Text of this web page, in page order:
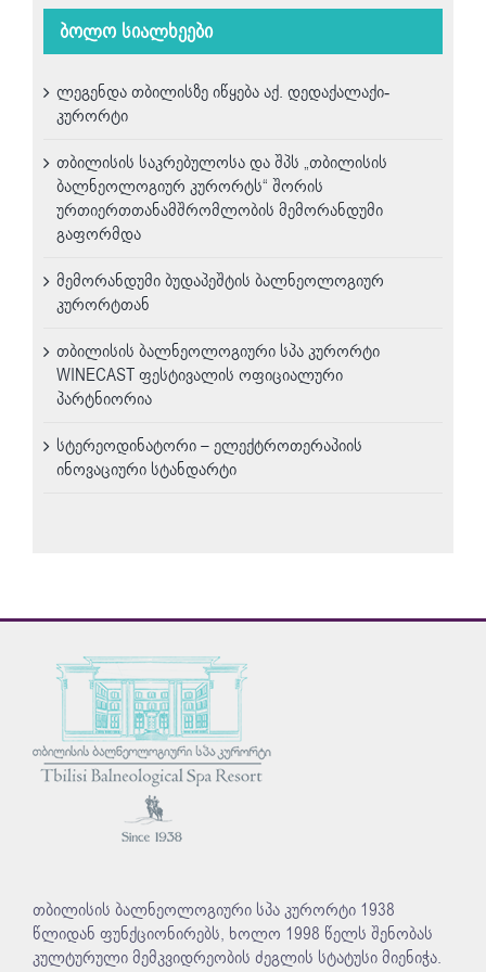
ბოლო სიალხეები
ლეგენდა თბილისზე იწყება აქ. დედაქალაქი-
კურორტი
თბილისის საკრებულოსა და შპს „თბილისის
ბალნეოლოგიურ კურორტს“ შორის
ურთიერთთანამშრომლობის მემორანდუმი
გაფორმდა
მემორანდუმი ბუდაპეშტის ბალნეოლოგიურ
კურორტთან
თბილისის ბალნეოლოგიური სპა კურორტი
WINECAST ფესტივალის ოფიციალური
პარტნიორია
სტერეოდინატორი – ელექტროთერაპიის
ინოვაციური სტანდარტი
თბილისის ბალნეოლოგიური სპა კურორტი 1938
წლიდან ფუნქციონირებს, ხოლო 1998 წელს შენობას
კულტურული მემკვიდრეობის ძეგლის სტატუსი მიენიჭა.